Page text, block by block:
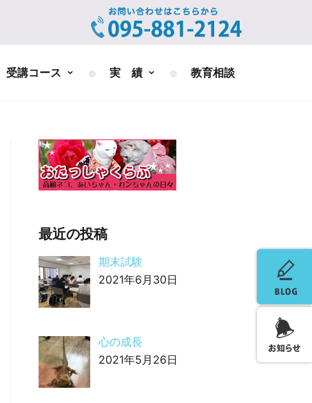
受講コース 実 績 教育相談
最近の投稿
期末試験
2021年6月30日
心の成長
2021年5月26日